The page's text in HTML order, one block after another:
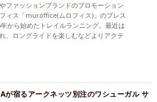
ファッションブランドのプロモーション
ィス「muroffice(ムロフィス)」のプレス
から始めたトレイルランニング。最近は
、ロングライドを楽しむなどよりアクテ
が宿るアークネッツ別注のワシューガル サ